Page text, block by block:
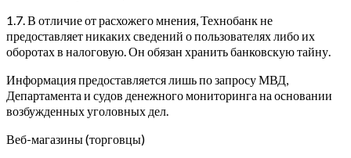
1.7. В отличие от расхожего мнения, Технобанк не
предоставляет никаких сведений о пользователях либо их
оборотах в налоговую. Он обязан хранить банковскую тайну.
Информация предоставляется лишь по запросу МВД,
Департамента и судов денежного мониторинга на основании
возбужденных уголовных дел.
Веб-магазины (торговцы)